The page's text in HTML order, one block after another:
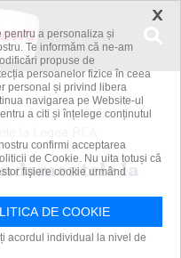
la Legea RCA
la
×
pentru a personaliza și
Te informăm că ne-am
propuse de
persoanelor fizice în ceea
personal și privind libera
navigarea pe Website-ul
a citi și înțelege conținutul
confirmi acceptarea
de Cookie. Nu uita totuși că
fişiere cookie urmând
DE COOKIE
acordul individual la nivel de